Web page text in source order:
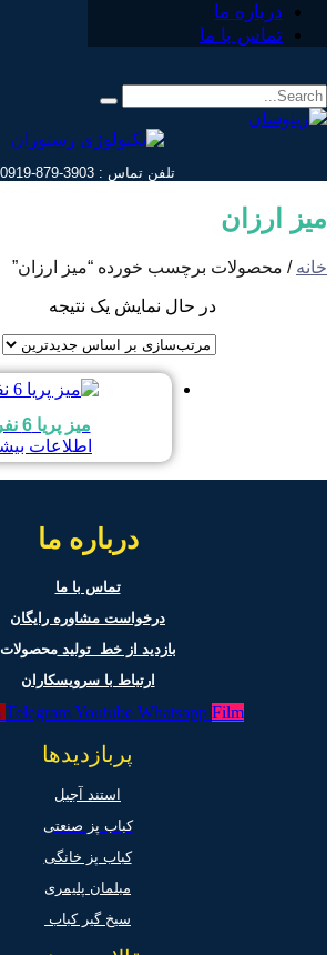
درباره ما
تماس با ما
تلفن تماس : 3903-879-0919
میز ارزان
خانه / محصولات برچسب خورده “میز ارزان”
در حال نمایش یک نتیجه
میز پریا 6 نفره
اطلاعات
درباره ما
تماس با ما
درخواست مشاوره رایگان
بازدید از خط تولیدمحصولات
ارتباط با سرویسکاران
Telegram Youtube Whatsapp Film
پربازدیدها
استند آجیل
کباب پز صنعتی
کباب پز خانگی
مبلمان پلیمری
سیخ گیر کباب